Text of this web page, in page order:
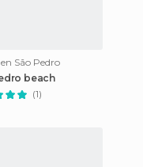
São Pedro
beach
(1)